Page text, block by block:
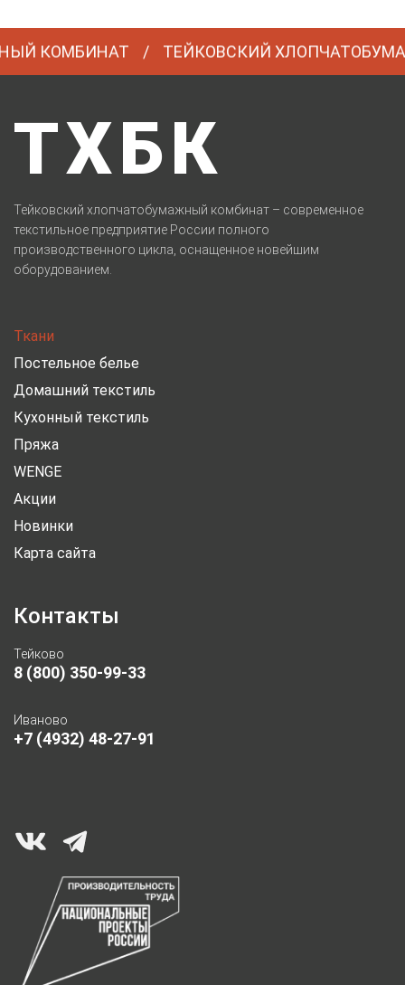
КОМБИНАТ ТЕЙКОВСКИЙ
ТХБК
Тейковский хлопчатобумажный комбинат – современное
текстильное предприятие России полного
производственного цикла, оснащенное новейшим
оборудованием.
Ткани
Постельное белье
Домашний текстиль
Кухонный текстиль
Пряжа
WENGE
Акции
Новинки
Карта сайта
Контакты
Тейково
8 (800) 350-99-33
Иваново
+7 (4932) 48-27-91